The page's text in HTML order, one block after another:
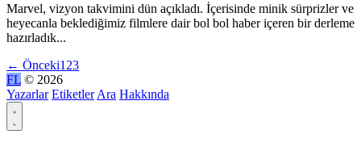
Marvel, vizyon takvimini dün açıkladı. İçerisinde minik sürprizler ve
heyecanla beklediğimiz filmlere dair bol bol haber içeren bir derleme
hazırladık...
← Önceki1 23
FL © 2026
Yazarlar Etiketler Ara Hakkında